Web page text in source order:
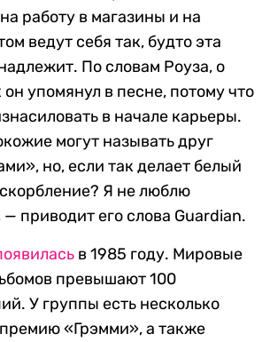
работу в магазины и на
ведут себя так, будто эта
По словам Роуза, о
он упомянул в песне, потому что
в начале карьеры.
могут называть друг
но, если так делает белый
Я не люблю
приводит его слова Guardian.
в 1985 году. Мировые
превышают 100
У группы есть несколько
«Грэмми», а также